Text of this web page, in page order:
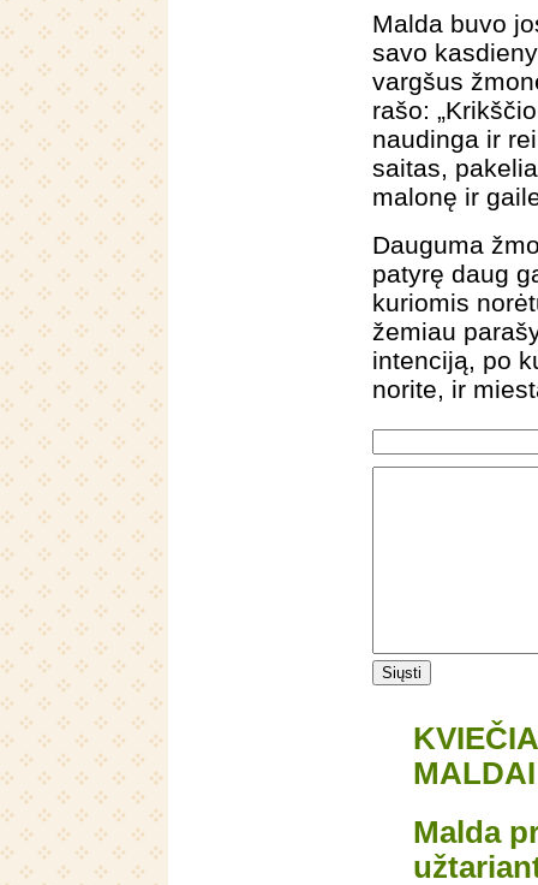
Malda buvo
savo
vargšus
rašo:
naudinga ir
saitas,
malonę ir
Dauguma
patyrę daug
kuriomis
žemiau
intenciją, po
norite, ir
MALDAI
Malda